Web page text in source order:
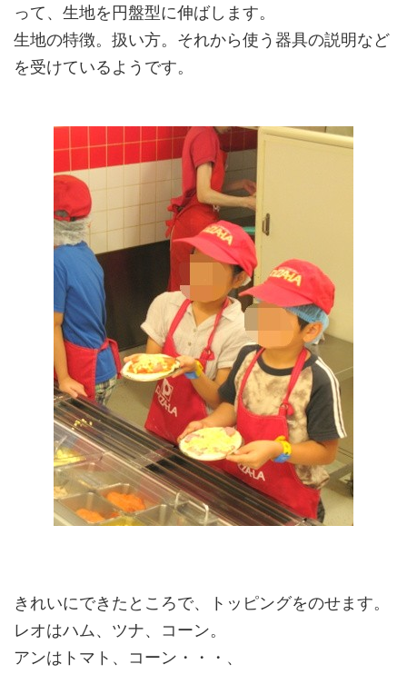
って、生地を円盤型に伸ばします。
生地の特徴。扱い方。それから使う器具の説明など
を受けているようです。
きれいにできたところで、トッピングをのせます。
レオはハム、ツナ、コーン。
アンはトマト、コーン・・・、